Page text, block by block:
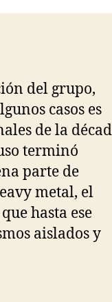
del grupo,
casos es
de la
terminó
parte de
metal, el
hasta ese
aislados y